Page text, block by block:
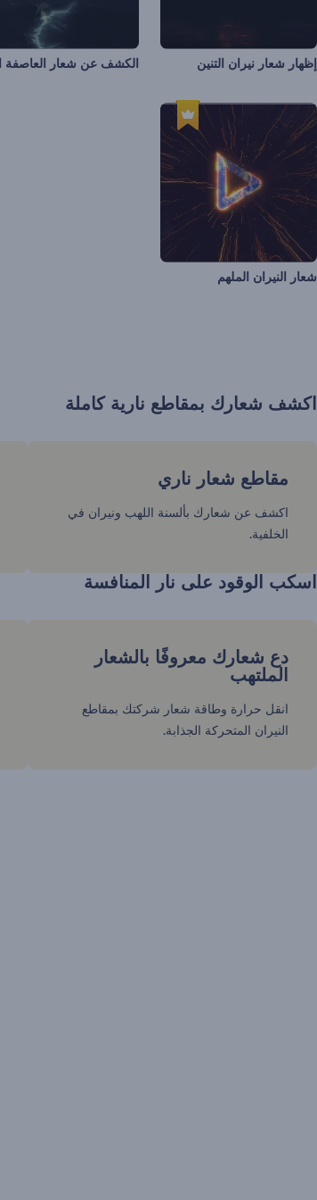
إظهار شعار نيران التنين
شعار النيران الملهم
اكشف شعارك بمقاطع نارية كاملة
مقاطع شعار ناري
اكشف عن شعارك بألسنة اللهب ونيران في
الخلفية.
اسكب الوقود على نار المنافسة
دع شعارك معروفًا بالشعار
الملتهب
انقل حرارة وطاقة شعار شركتك بمقاطع
النيران المتحركة الجذابة.